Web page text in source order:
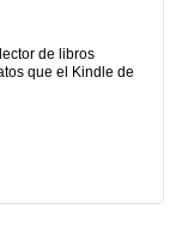
de libros
que el Kindle de